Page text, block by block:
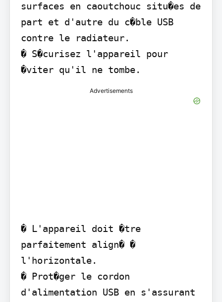
surfaces en caoutchouc situ�es de
part et d'autre du c�ble USB
contre le radiateur.
� S�curisez l'appareil pour
�viter qu'il ne tombe.
Advertisements
� L'appareil doit �tre
parfaitement align� �
l'horizontale.
� Prot�ger le cordon
d'alimentation USB en s'assurant